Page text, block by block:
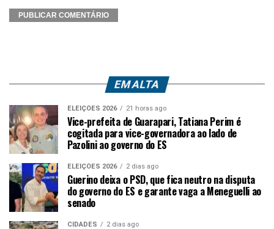
EM ALTA
ELEIÇÕES 2026 21 horas ago
Vice-prefeita de Guarapari, Tatiana Perim é
cogitada para vice-governadora ao lado de
Pazolini ao governo do ES
ELEIÇÕES 2026 2 dias ago
Guerino deixa o PSD, que fica neutro na disputa
do governo do ES e garante vaga a Meneguelli ao
senado
CIDADES 2 dias ago